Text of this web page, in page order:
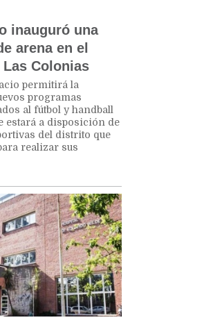
inauguró una
arena en el
Las Colonias
permitirá la
programas
al fútbol y handball
estará a disposición de
del distrito que
realizar sus